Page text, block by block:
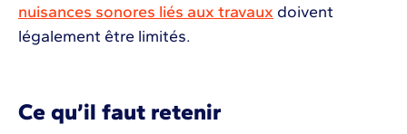
nuisances sonores liés aux travaux doivent
légalement être limités.
Ce qu’il faut retenir